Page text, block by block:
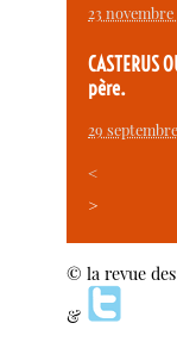
23 novembre
CASTERUS
père.
29
<
>
© la revue
&